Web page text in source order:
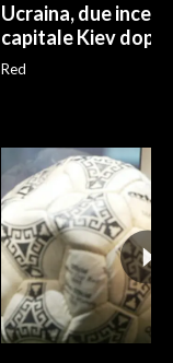
Ucraina, due
capitale Kiev
Red